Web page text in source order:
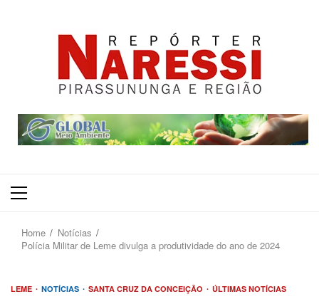
Primary
Home
Notícias
Polícia Militar de Leme divulga a produtividade do ano de 2024
LEME NOTÍCIAS SANTA CRUZ DA CONCEIÇÃO ÚLTIMAS NOTÍCIAS